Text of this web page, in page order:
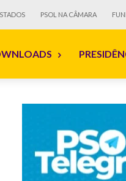
PSOL NA CÂMARA